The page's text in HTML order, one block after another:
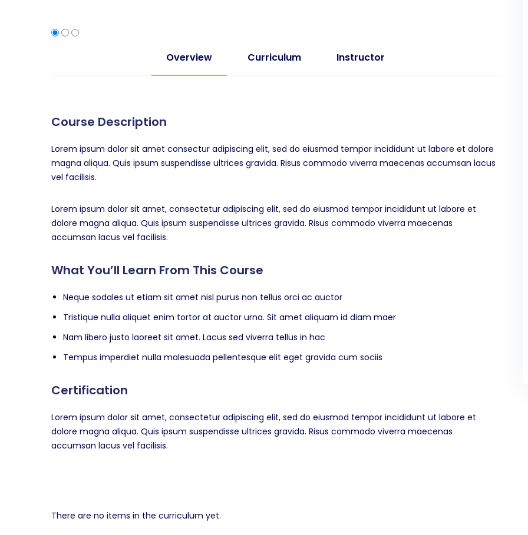
Overview Curriculum Instructor
Course Description
Lorem ipsum dolor sit amet consectur adipiscing elit, sed do eiusmod tempor incididunt ut labore et dolore
magna aliqua. Quis ipsum suspendisse ultrices gravida. Risus commodo viverra maecenas accumsan lacus
vel facilisis.
Lorem ipsum dolor sit amet, consectetur adipiscing elit, sed do eiusmod tempor incididunt ut labore et
dolore magna aliqua. Quis ipsum suspendisse ultrices gravida. Risus commodo viverra maecenas
accumsan lacus vel facilisis.
What You’ll Learn From This Course
Neque sodales ut etiam sit amet nisl purus non tellus orci ac auctor
Tristique nulla aliquet enim tortor at auctor urna. Sit amet aliquam id diam maer
Nam libero justo laoreet sit amet. Lacus sed viverra tellus in hac
Tempus imperdiet nulla malesuada pellentesque elit eget gravida cum sociis
Certification
Lorem ipsum dolor sit amet, consectetur adipiscing elit, sed do eiusmod tempor incididunt ut labore et
dolore magna aliqua. Quis ipsum suspendisse ultrices gravida. Risus commodo viverra maecenas
accumsan lacus vel facilisis.
There are no items in the curriculum yet.